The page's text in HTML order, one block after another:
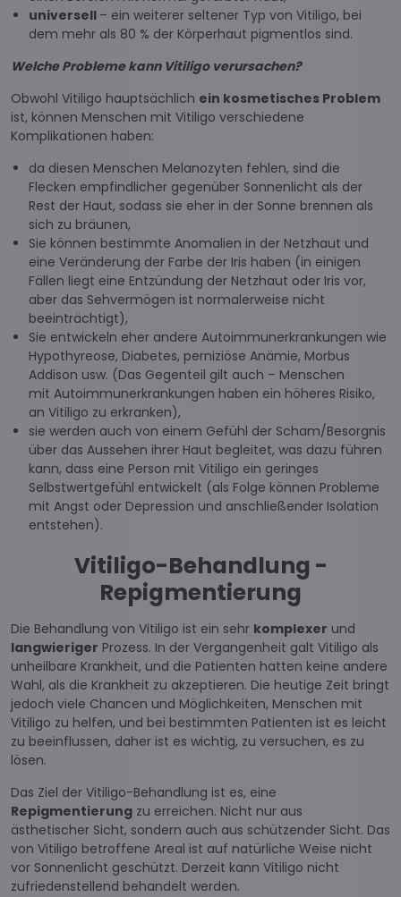
universell – ein weiterer seltener Typ von Vitiligo, bei
dem mehr als 80 % der Körperhaut pigmentlos sind.
Welche Probleme kann Vitiligo verursachen?
Obwohl Vitiligo hauptsächlich ein kosmetisches Problem
ist, können Menschen mit Vitiligo verschiedene
Komplikationen haben:
da diesen Menschen Melanozyten fehlen, sind die
Flecken empfindlicher gegenüber Sonnenlicht als der
Rest der Haut, sodass sie eher in der Sonne brennen als
sich zu bräunen,
Sie können bestimmte Anomalien in der Netzhaut und
eine Veränderung der Farbe der Iris haben (in einigen
Fällen liegt eine Entzündung der Netzhaut oder Iris vor,
aber das Sehvermögen ist normalerweise nicht
beeinträchtigt),
Sie entwickeln eher andere Autoimmunerkrankungen wie
Hypothyreose, Diabetes, perniziöse Anämie, Morbus
Addison usw. (Das Gegenteil gilt auch – Menschen
mit Autoimmunerkrankungen haben ein höheres Risiko,
an Vitiligo zu erkranken),
sie werden auch von einem Gefühl der Scham/Besorgnis
über das Aussehen ihrer Haut begleitet, was dazu führen
kann, dass eine Person mit Vitiligo ein geringes
Selbstwertgefühl entwickelt (als Folge können Probleme
mit Angst oder Depression und anschließender Isolation
entstehen).
Vitiligo-Behandlung -
Repigmentierung
Die Behandlung von Vitiligo ist ein sehr komplexer und
langwieriger Prozess. In der Vergangenheit galt Vitiligo als
unheilbare Krankheit, und die Patienten hatten keine andere
Wahl, als die Krankheit zu akzeptieren. Die heutige Zeit bringt
jedoch viele Chancen und Möglichkeiten, Menschen mit
Vitiligo zu helfen, und bei bestimmten Patienten ist es leicht
zu beeinflussen, daher ist es wichtig, zu versuchen, es zu
lösen.
Das Ziel der Vitiligo-Behandlung ist es, eine
Repigmentierung zu erreichen. Nicht nur aus
ästhetischer Sicht, sondern auch aus schützender Sicht. Das
von Vitiligo betroffene Areal ist auf natürliche Weise nicht
vor Sonnenlicht geschützt. Derzeit kann Vitiligo nicht
zufriedenstellend behandelt werden.